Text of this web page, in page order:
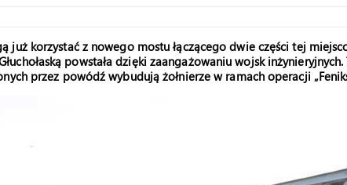
już korzystać z nowego mostu łączącego dwie części tej
powstała dzięki zaangażowaniu wojsk
przez powódź wybudują żołnierze w ramach operacji